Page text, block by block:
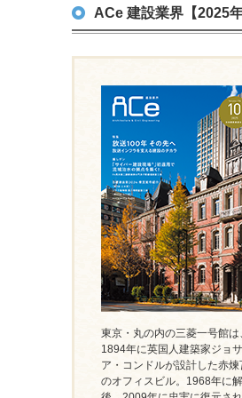
ACe 建設業界【2025年
東京・丸の内の三菱一号館は
1894年に英国人建築家ジョ
ア・コンドルが設計した赤煉
のオフィスビル。1968年に